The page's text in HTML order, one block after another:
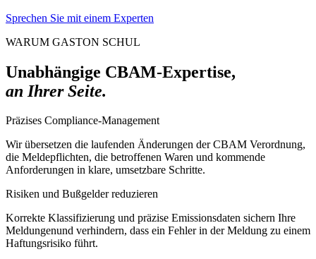
Sprechen Sie mit einem Experten
WARUM GASTON SCHUL
Unabhängige CBAM-Expertise,
an Ihrer Seite.
Präzises Compliance-Management
Wir übersetzen die laufenden Änderungen der CBAM Verordnung,
die Meldepflichten, die betroffenen Waren und kommende
Anforderungen in klare, umsetzbare Schritte.
Risiken und Bußgelder reduzieren
Korrekte Klassifizierung und präzise Emissionsdaten sichern Ihre
Meldungenund verhindern, dass ein Fehler in der Meldung zu einem
Haftungsrisiko führt.